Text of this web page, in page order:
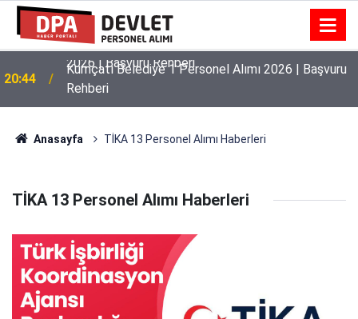
21:48
Orta Doğu Teknik Üniversitesi 8 Personel Alımı
2026 | Başvuru Rehberi
20:44
Kumçatı Belediye 1 Personel Alımı 2026 | Başvuru
Rehberi
Anasayfa TİKA 13 Personel Alımı Haberleri
TİKA 13 Personel Alımı Haberleri